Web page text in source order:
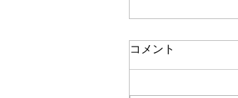
コメント